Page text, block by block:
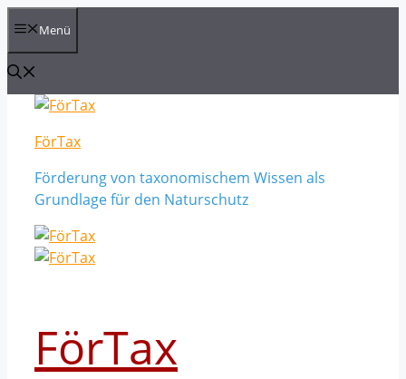
Inhalt
springen
Menü
FörTax
Förderung von taxonomischem Wissen als
Grundlage für den Naturschutz
FörTax